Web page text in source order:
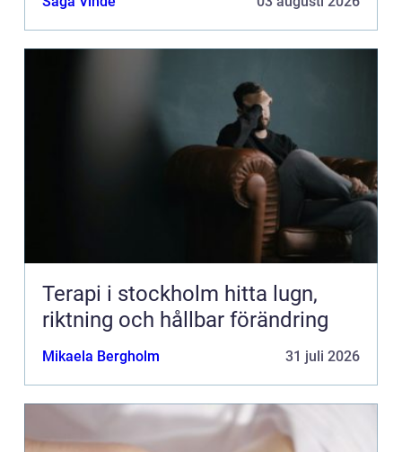
Terapi i stockholm hitta lugn,
riktning och hållbar förändring
Mikaela Bergholm 31 juli 2026